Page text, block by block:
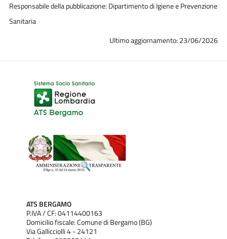
Responsabile della pubblicazione: Dipartimento di Igiene e Prevenzione
Sanitaria
Ultimo aggiornamento: 23/06/2026
ATS BERGAMO
P.IVA / CF: 04114400163
Domicilio fiscale: Comune di Bergamo (BG)
Via Gallicciolli 4 - 24121